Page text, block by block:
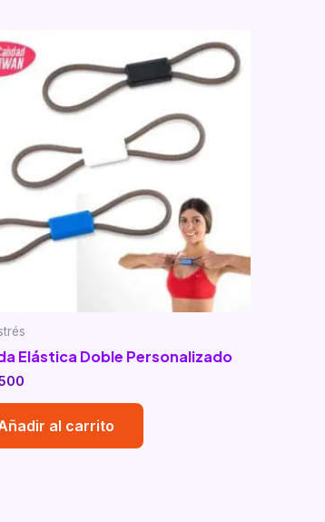
Elástica Doble Personalizado
al carrito